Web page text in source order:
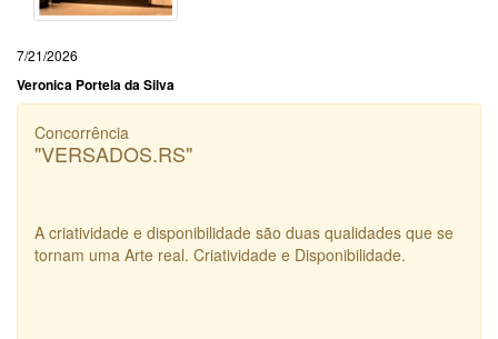
7/21/2026
Veronica Portela da Silva
Concorrência
"VERSADOS.RS"
A criatividade e disponibilidade são duas qualidades que se
tornam uma Arte real. Criatividade e Disponibilidade.